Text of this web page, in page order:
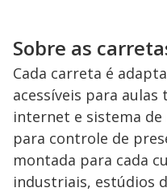
Sobre as
Cada carreta é
acessíveis para
internet e sistema
para controle de
montada para cada
industriais, estúdios